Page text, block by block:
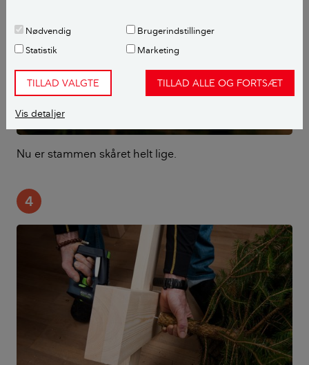
Nødvendig
Brugerindstillinger
Statistik
Marketing
TILLAD VALGTE TILLAD ALLE OG FORTSÆT
Vis detaljer
Nu er stammen skåret helt lige.
4